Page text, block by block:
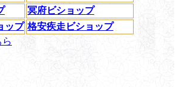
冥府ビショップ
ップ 格安疾走ビショップ